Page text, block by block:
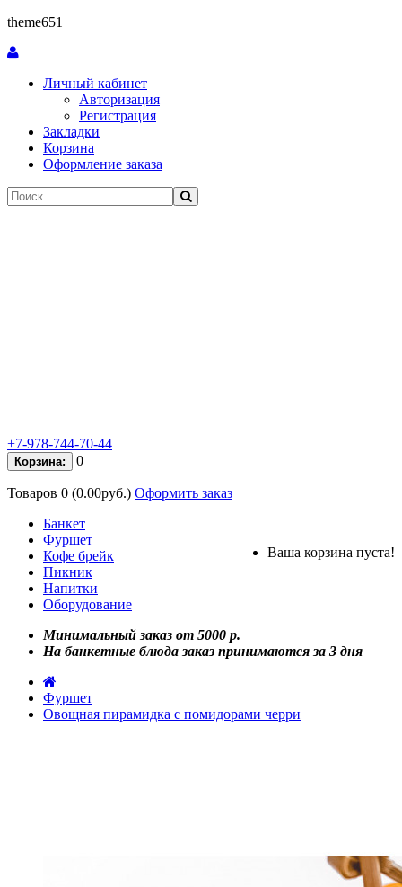
theme651
Личный кабинет
Авторизация
Регистрация
Закладки
Корзина
Оформление заказа
+7-978-744-70-44
Корзина: 0
Товаров 0 (0.00руб.) Оформить заказ
Ваша корзина пуста!
Банкет
Фуршет
Кофе брейк
Пикник
Напитки
Оборудование
Минимальный заказ от 5000 р.
На банкетные блюда заказ принимаются за 3 дня
Фуршет
Овощная пирамидка с помидорами черри